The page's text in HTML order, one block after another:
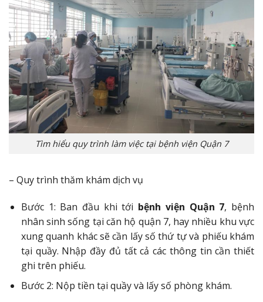
Tìm hiểu quy trình làm việc tại bệnh viện Quận 7
– Quy trình thăm khám dịch vụ
Bước 1: Ban đầu khi tới bệnh viện Quận 7, bệnh
nhân sinh sống tại căn hộ quận 7, hay nhiều khu vực
xung quanh khác sẽ cần lấy số thứ tự và phiếu khám
tại quầy. Nhập đầy đủ tất cả các thông tin cần thiết
ghi trên phiếu.
Bước 2: Nộp tiền tại quầy và lấy số phòng khám.